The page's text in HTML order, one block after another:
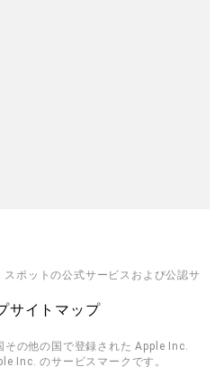
ポットの公式サービスおよび公認サ
サイトマップ
の他の国で登録された Apple Inc.
Inc. のサービスマークです。